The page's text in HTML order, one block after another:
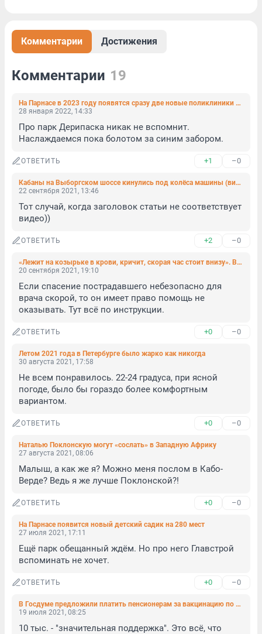
Комментарии Достижения
Комментарии 19
На Парнасе в 2023 году появятся сразу две новые поликлиники — детская и взрослая
28 января 2022, 14:33
Про парк Дерипаска никак не вспомнит.
Наслаждаемся пока болотом за синим забором.
ОТВЕТИТЬ +1 –0
Кабаны на Выборгском шоссе кинулись под колёса машины (видео)
22 сентября 2021, 13:46
Тот случай, когда заголовок статьи не соответствует
видео))
ОТВЕТИТЬ +2 –0
«Лежит на козырьке в крови, кричит, скорая час стоит внизу». В 1-м Предпортовом из окна выпал человек (фото, видео)
20 сентября 2021, 19:10
Если спасение пострадавшего небезопасно для
врача скорой, то он имеет право помощь не
оказывать. Тут всё по инструкции.
ОТВЕТИТЬ +0 –0
Летом 2021 года в Петербурге было жарко как никогда
30 августа 2021, 17:58
Не всем понравилось. 22-24 градуса, при ясной
погоде, было бы гораздо более комфортным
вариантом.
ОТВЕТИТЬ +0 –0
Наталью Поклонскую могут «сослать» в Западную Африку
27 августа 2021, 08:06
Малыш, а как же я? Можно меня послом в Кабо-
Верде? Ведь я же лучше Поклонской?!
ОТВЕТИТЬ +0 –0
На Парнасе появится новый детский садик на 280 мест
27 июля 2021, 17:11
Ещё парк обещанный ждём. Но про него Главстрой
вспоминать не хочет.
ОТВЕТИТЬ +0 –0
В Госдуме предложили платить пенсионерам за вакцинацию по 10 тысяч рублей
19 июля 2021, 08:25
10 тыс. - "значительная поддержка". Это всё, что